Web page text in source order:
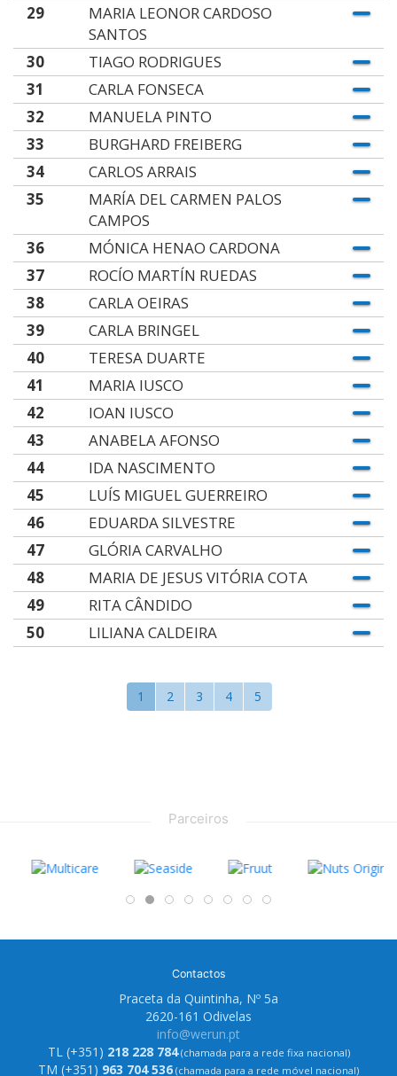
29
MARIA LEONOR CARDOSO
SANTOS
30
TIAGO RODRIGUES
31
CARLA FONSECA
32
MANUELA PINTO
33
BURGHARD FREIBERG
34
CARLOS ARRAIS
35
MARÍA DEL CARMEN PALOS
CAMPOS
36
MÓNICA HENAO CARDONA
37
ROCÍO MARTÍN RUEDAS
38
CARLA OEIRAS
39
CARLA BRINGEL
40
TERESA DUARTE
41
MARIA IUSCO
42
IOAN IUSCO
43
ANABELA AFONSO
44
IDA NASCIMENTO
45
LUÍS MIGUEL GUERREIRO
46
EDUARDA SILVESTRE
47
GLÓRIA CARVALHO
48
MARIA DE JESUS VITÓRIA COTA
49
RITA CÂNDIDO
50
LILIANA CALDEIRA
1 2 3 4 5
Parceiros
Contactos
Praceta da Quintinha, Nº 5a
2620-161 Odivelas
info@werun.pt
TL (+351) 218 228 784(chamada para a rede fixa nacional)
TM (+351) 963 704 536 (chamada para a rede móvel nacional)